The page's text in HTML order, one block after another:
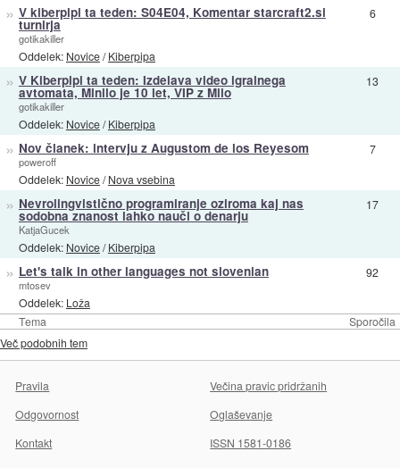
Tema Sporočila
» V kiberpipi ta teden: S04E04, Komentar starcraft2.si
turnirja
gotikakiller
Oddelek: Novice/Kiberpipa
6
» V Kiberpipi ta teden: Izdelava video igralnega
avtomata, Minilo je 10 let, VIP z Milo
gotikakiller
Oddelek: Novice/Kiberpipa
13
» Nov članek: intervju z Augustom de los Reyesom
poweroff
Oddelek: Novice/Nova vsebina
7
» Nevrolingvistično programiranje oziroma kaj nas
sodobna znanost lahko nauči o denarju
KatjaGucek
Oddelek: Novice/Kiberpipa
17
» Let's talk in other languages not slovenian
mtosev
Oddelek: Loža
92
Več podobnih tem
Pravila
Večina pravic pridržanih
Odgovornost
Oglaševanje
Kontakt
ISSN 1581-0186